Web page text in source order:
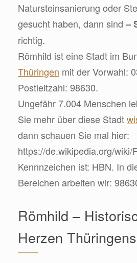
Natursteinsanierung oder
gesucht haben, dann sind–
richtig.
Römhild ist eine Stadt im
Thüringen mit der Vorwahl:
Postleitzahl: 98630.
Ungefähr 7.004 Menschen
Sie mehr über diese Stadt
dann schauen Sie mal hier:
https://de.wikipedia.org/wiki/
Kennnzeichen ist: HBN. In
Bereichen arbeiten wir:
Römhild –
Herzen Thüringens